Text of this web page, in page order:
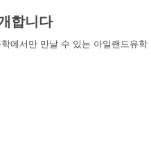
합니다
에서만 만날 수 있는 아일랜드유